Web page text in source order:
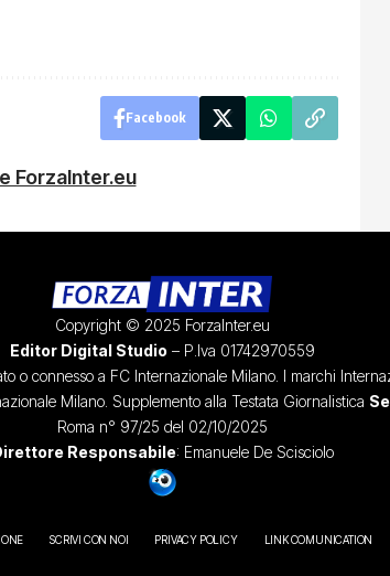
Facebook
ForzaInter.eu
Copyright © 2025 ForzaInter.eu
Editor Digital Studio – P.Iva 01742970559
o connesso a FC Internazionale Milano. I marchi
Milano. Supplemento alla Testata Giornalistica
Roma n° 97/25 del 02/10/2025
Responsabile: Emanuele De Scisciolo
SCRIVI CON NOI PRIVACY POLICY LINK COMUNICATION